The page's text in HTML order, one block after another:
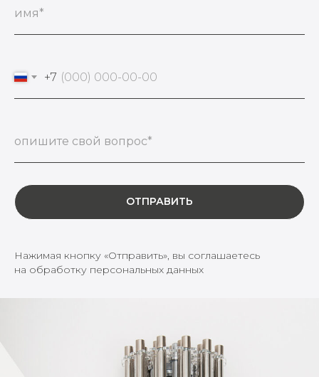
имя*
+7
опишите свой вопрос*
ОТПРАВИТЬ
Нажимая кнопку «Отправить», вы соглашаетесь
на обработку персональных данных